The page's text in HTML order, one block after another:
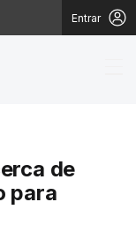
Entrar
de
para